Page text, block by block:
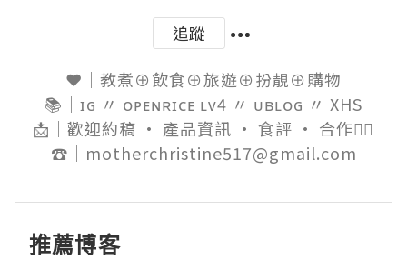
追蹤
❤️｜教煮⊕飲食⊕旅遊⊕扮靚⊕購物
📚｜ɪɢ 〃 ᴏᴘᴇɴʀɪᴄᴇ ʟᴠ4 〃 ᴜʙʟᴏɢ 〃 XHS
📩｜歡迎約稿 • 產品資訊 • 食評 • 合作👈🏻
☎️｜motherchristine517@gmail.com
推薦博客